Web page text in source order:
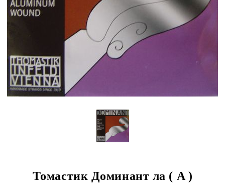
Томастик Доминант ла ( A )